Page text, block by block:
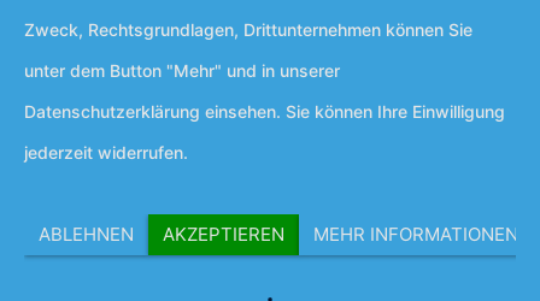
Zweck, Rechtsgrundlagen, Drittunternehmen können Sie
unter dem Button "Mehr" und in unserer
Datenschutzerklärung einsehen. Sie können Ihre Einwilligung
jederzeit widerrufen.
ABLEHNEN AKZEPTIEREN MEHR INFORMATIONEN